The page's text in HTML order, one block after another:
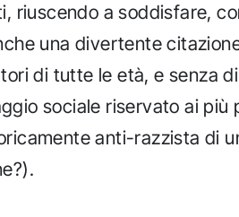
riuscendo a soddisfare,
una divertente
di tutte le età, e senza
sociale riservato ai più
anti-razzista di